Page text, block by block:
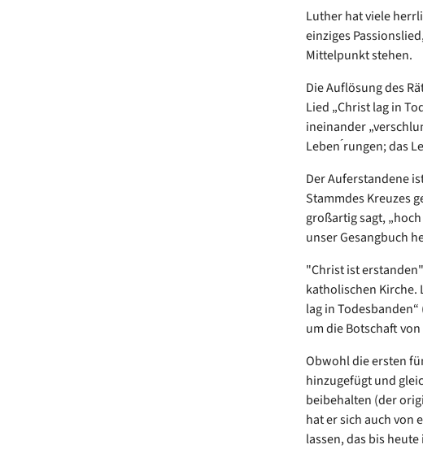
Luther hat viele
einziges
Mittelpunkt stehen.
Die Auflösung des
Lied „Christ lag in
ineinander
Leben ́rungen; das
Der Auferstandene
Stammdes Kreuzes
großartig sagt,
unser Gesangbuch
"Christ ist
katholischen Kirche.
lag in
um die Botschaft
Obwohl die ersten
hinzugefügt und
beibehalten (der
hat er sich auch von
lassen, das bis